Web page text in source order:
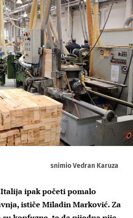
snimio Vedran Karuza
Italija ipak početi pomalo
ističe Miladin Marković. Za